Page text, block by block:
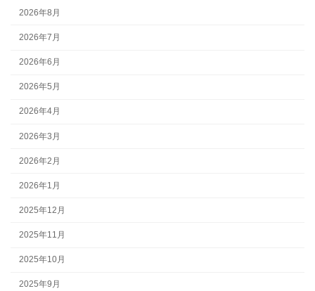
2026年8月
2026年7月
2026年6月
2026年5月
2026年4月
2026年3月
2026年2月
2026年1月
2025年12月
2025年11月
2025年10月
2025年9月